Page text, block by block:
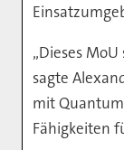
„Dieses
sagte
mit
Fähigkeiten